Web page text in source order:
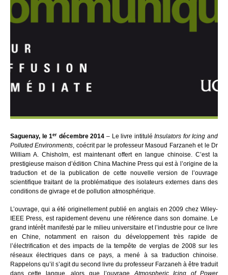
Saguenay, le 1er décembre 2014 – Le livre intituléInsulators for Icing and
Polluted Environments, coécrit par le professeur Masoud Farzaneh et le Dr
William A. Chisholm, est maintenant offert en langue chinoise. C’est la
prestigieuse maison d’édition China Machine Press qui est à l’origine de la
traduction et de la publication de cette nouvelle version de l’ouvrage
scientifique traitant de la problématique des isolateurs externes dans des
conditions de givrage et de pollution atmosphérique.
L’ouvrage, qui a été originellement publié en anglais en 2009 chez Wiley-
IEEE Press, est rapidement devenu une référence dans son domaine. Le
grand intérêt manifesté par le milieu universitaire et l’industrie pour ce livre
en Chine, notamment en raison du développement très rapide de
l’électrification et des impacts de la tempête de verglas de 2008 sur les
réseaux électriques dans ce pays, a mené à sa traduction chinoise.
Rappelons qu’il s’agit du second livre du professeur Farzaneh à être traduit